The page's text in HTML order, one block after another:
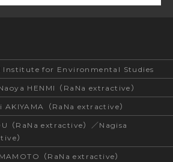
Institute for Environmental Studies
HENMI（RaNa extractive）
AKIYAMA（RaNa extractive）
（RaNa extractive）／Nagisa
）
（RaNa extractive）